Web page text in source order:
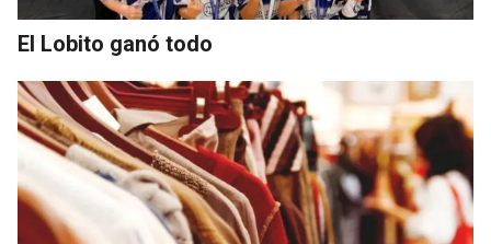
El Lobito ganó todo